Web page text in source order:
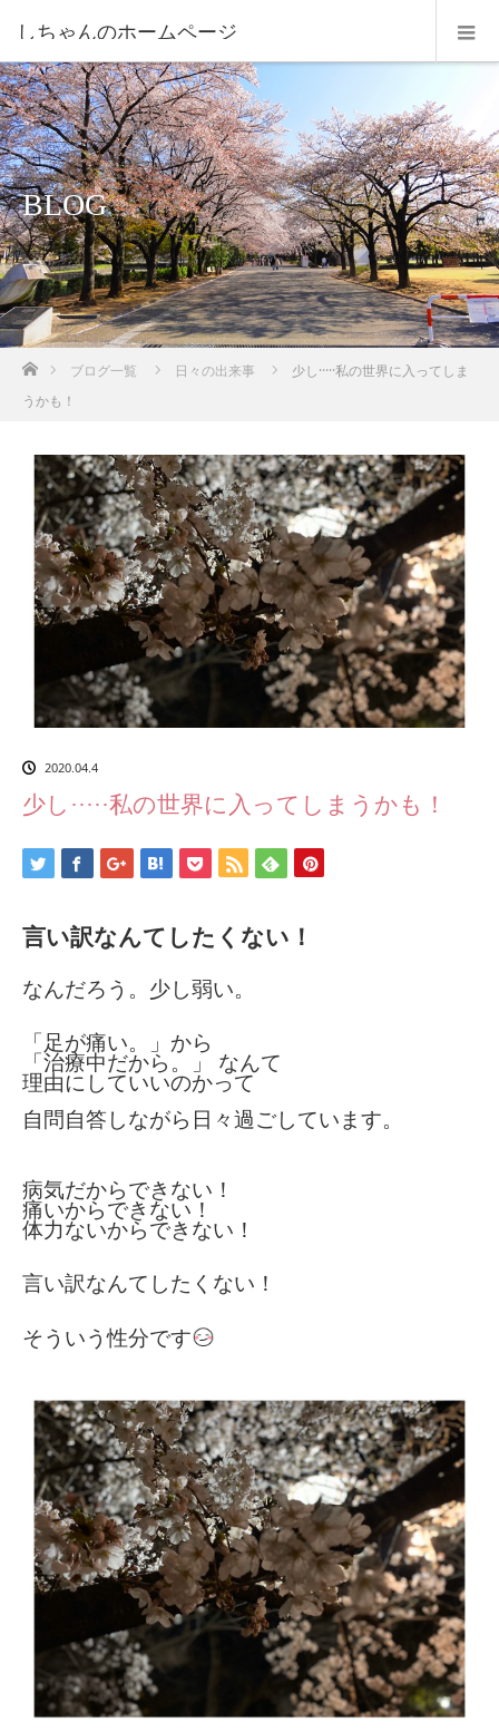
しちゃんのホームページ
BLOG
ホームブログ一覧 日々の出来事
少し·····私の世界に入ってしま
うかも！
2020.04.4
少し·····私の世界に入ってしまうかも！
言い訳なんてしたくない！
なんだろう。少し弱い。
「足が痛い。」から
「治療中だから。」 なんて
理由にしていいのかって
自問自答しながら日々過ごしています。
病気だからできない！
痛いからできない！
体力ないからできない！
言い訳なんてしたくない！
そういう性分です